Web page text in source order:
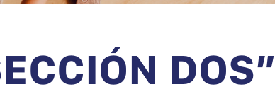
DOS”